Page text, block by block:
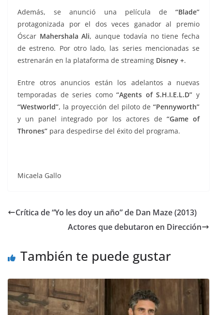
Además, se anunció una película de “Blade”
protagonizada por el dos veces ganador al premio
Óscar Mahershala Ali, aunque todavía no tiene fecha
de estreno. Por otro lado, las series mencionadas se
estrenarán en la plataforma de streaming Disney +.
Entre otros anuncios están los adelantos a nuevas
temporadas de series como“Agents of S.H.I.E.L.D” y
“Westworld”, la proyección del piloto de “Pennyworth”
y un panel integrado por los actores de “Game of
Thrones” para despedirse del éxito del programa.
Micaela Gallo
Crítica de “Yo les doy un año” de Dan Maze (2013)
Actores que debutaron en Dirección
También te puede gustar